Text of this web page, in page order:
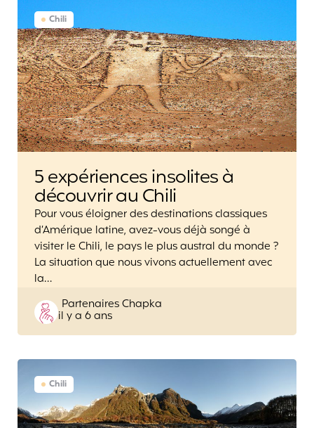
Chili
5 expériences insolites à
découvrir au Chili
Pour vous éloigner des destinations classiques
d’Amérique latine, avez-vous déjà songé à
visiter le Chili, le pays le plus austral du monde ?
La situation que nous vivons actuellement avec
la…
Posted
by
Partenaires Chapka
il y a 6 ans
Chili